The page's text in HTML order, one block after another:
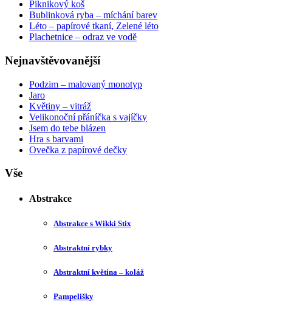
Piknikový koš
Bublinková ryba – míchání barev
Léto – papírové tkaní, Zelené léto
Plachetnice – odraz ve vodě
Nejnavštěvovanější
Podzim – malovaný monotyp
Jaro
Květiny – vitráž
Velikonoční přáníčka s vajíčky
Jsem do tebe blázen
Hra s barvami
Ovečka z papírové dečky
Vše
Abstrakce
Abstrakce s Wikki Stix
Abstraktní rybky
Abstraktní květina – koláž
Pampelišky